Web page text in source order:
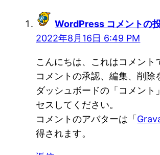
WordPress コメントの
2022年8月16日 6:49 PM
こんにちは、これはコメント
コメントの承認、編集、削除
ダッシュボードの「コメント
セスしてください。
コメントのアバターは「
得されます。